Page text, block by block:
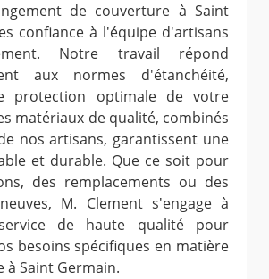
de couverture à Saint
confiance à l'équipe d'artisans
Notre travail répond
aux normes d'étanchéité,
protection optimale de votre
matériaux de qualité, combinés
nos artisans, garantissent une
et durable. Que ce soit pour
des remplacements ou des
M. Clement s'engage à
de haute qualité pour
besoins spécifiques en matière
à Saint Germain.